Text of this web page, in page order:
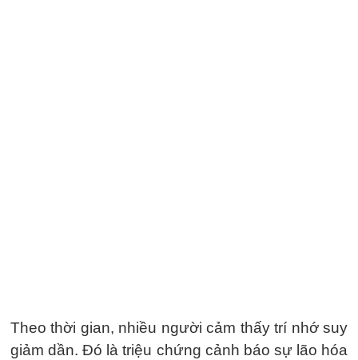
Theo thời gian, nhiều người cảm thấy trí nhớ suy
giảm dần. Đó là triệu chứng cảnh báo sự lão hóa